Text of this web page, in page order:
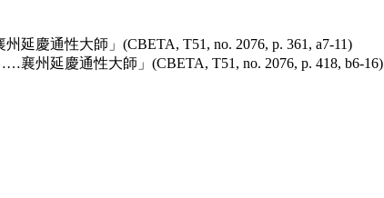
慶通性大師」(CBETA, T51, no. 2076, p. 361, a7-11)
州延慶通性大師」(CBETA, T51, no. 2076, p. 418, b6-16)